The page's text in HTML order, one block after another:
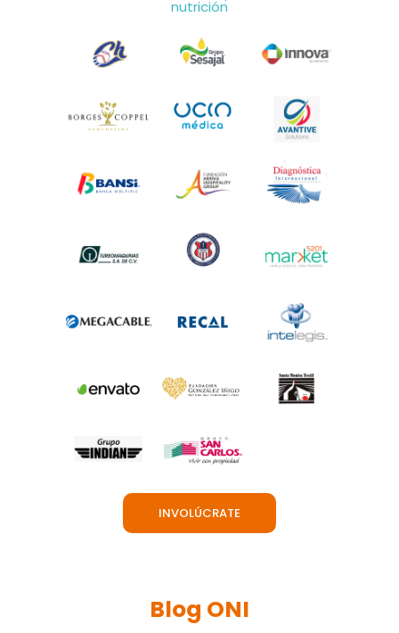
nutrición
INVOLÚCRATE
Blog ONI